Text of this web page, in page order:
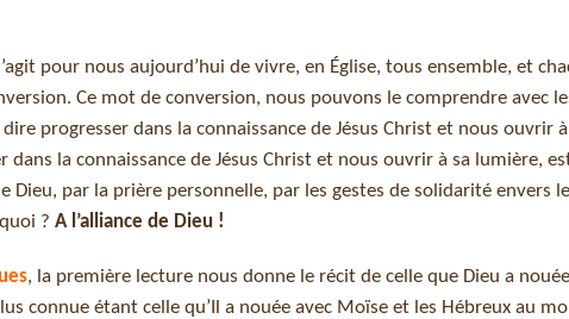
pour nous aujourd’hui de vivre, en Église, tous ensemble, et
Ce mot de conversion, nous pouvons le comprendre avec
progresser dans la connaissance de Jésus Christ et nous ouvrir
dans la connaissance de Jésus Christ et nous ouvrir à sa lumière,
Dieu, par la prière personnelle, par les gestes de solidarité envers
? A l’alliance de Dieu !
, la première lecture nous donne le récit de celle que Dieu a
connue étant celle qu’Il a nouée avec Moïse et les Hébreux au